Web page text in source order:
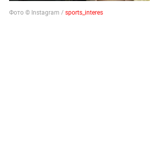
Фото © Instagram /sports_interes